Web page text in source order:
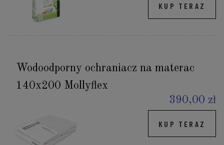
KUP TERAZ
Wodoodporny ochraniacz na materac
140x200 Mollyflex
390,00 zł
KUP TERAZ